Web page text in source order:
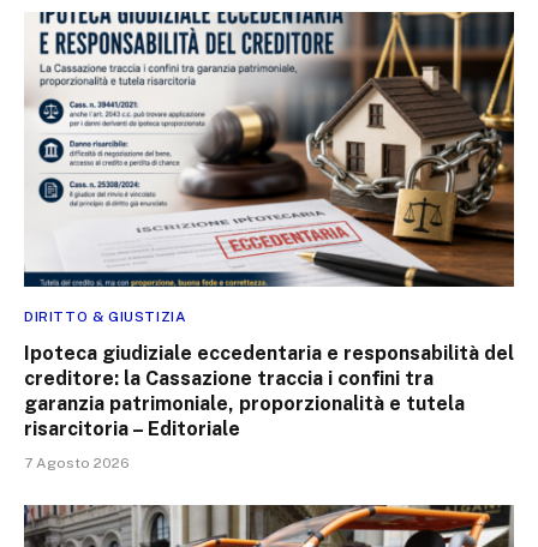
DIRITTO & GIUSTIZIA
Ipoteca giudiziale eccedentaria e responsabilità del
creditore: la Cassazione traccia i confini tra
garanzia patrimoniale, proporzionalità e tutela
risarcitoria – Editoriale
7 Agosto 2026